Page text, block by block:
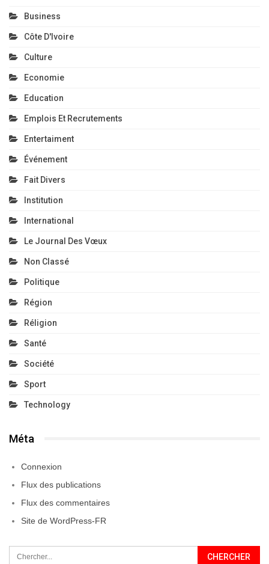
Business
Côte D'Ivoire
Culture
Economie
Education
Emplois Et Recrutements
Entertaiment
Événement
Fait Divers
Institution
International
Le Journal Des Vœux
Non Classé
Politique
Région
Réligion
Santé
Société
Sport
Technology
Méta
Connexion
Flux des publications
Flux des commentaires
Site de WordPress-FR